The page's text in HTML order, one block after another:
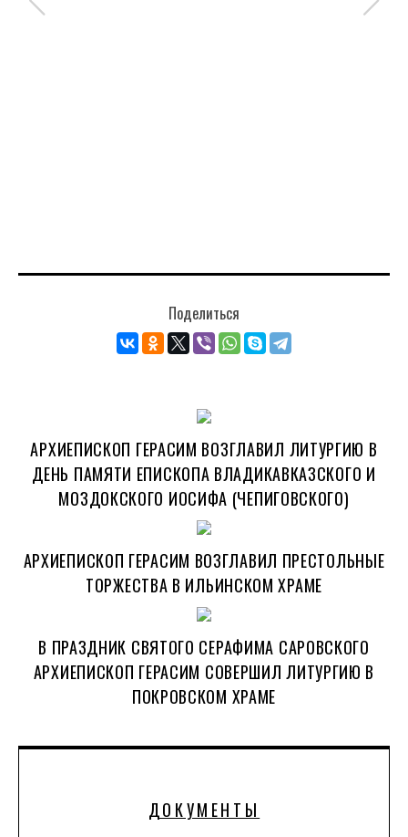
ДОКУМЕНТЫ
Поделиться
АРХИЕПИСКОП ГЕРАСИМ ВОЗГЛАВИЛ ЛИТУРГИЮ В
ДЕНЬ ПАМЯТИ ЕПИСКОПА ВЛАДИКАВКАЗСКОГО И
МОЗДОКСКОГО ИОСИФА (ЧЕПИГОВСКОГО)
АРХИЕПИСКОП ГЕРАСИМ ВОЗГЛАВИЛ ПРЕСТОЛЬНЫЕ
ТОРЖЕСТВА В ИЛЬИНСКОМ ХРАМЕ
В ПРАЗДНИК СВЯТОГО СЕРАФИМА САРОВСКОГО
АРХИЕПИСКОП ГЕРАСИМ СОВЕРШИЛ ЛИТУРГИЮ В
ПОКРОВСКОМ ХРАМЕ